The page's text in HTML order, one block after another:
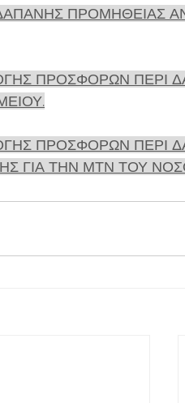
ΠΡΟΜΗΘΕΙΑΣ
ΠΡΟΣΦΟΡΩΝ ΠΕΡΙ
ΠΡΟΣΦΟΡΩΝ ΠΕΡΙ
ΓΙΑ ΤΗΝ ΜΤΝ ΤΟΥ